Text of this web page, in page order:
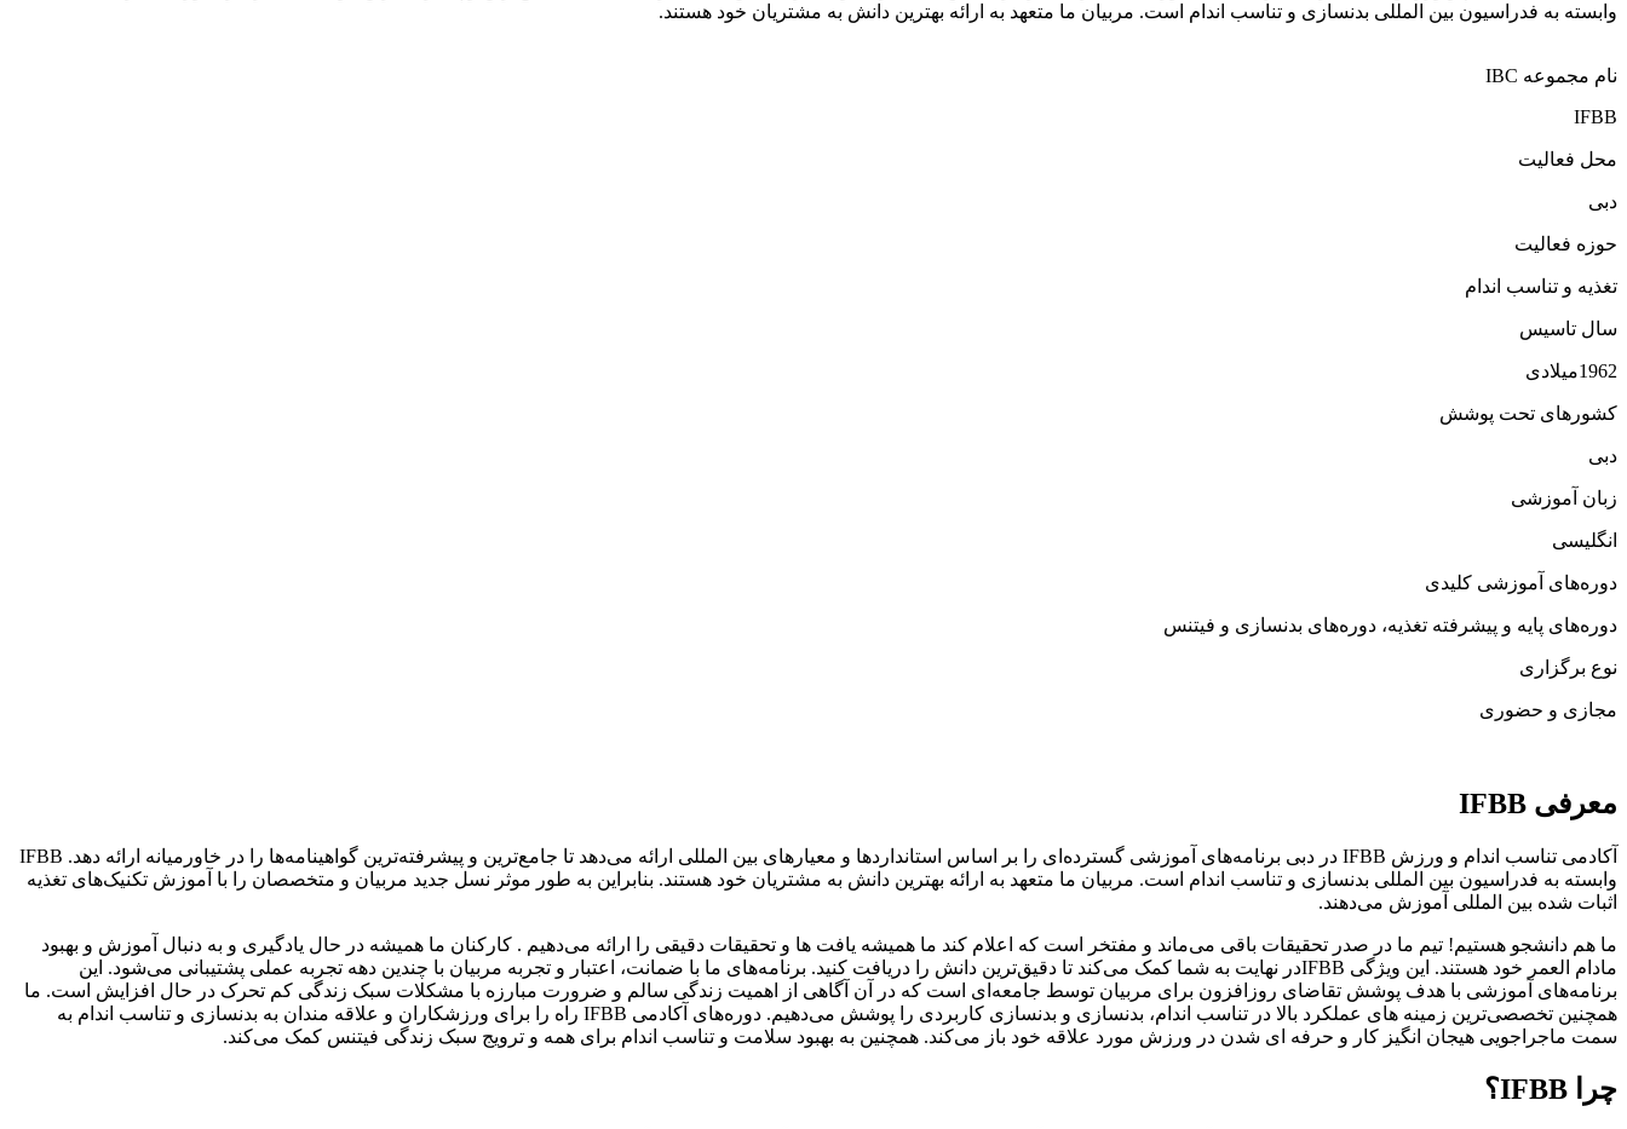
وابسته به فدراسیون بین المللی بدنسازی و تناسب اندام است. مربیان ما متعهد به ارائه بهترین دانش به مشتریان خود هستند.
نام مجموعه IBC
IFBB
محل فعالیت
دبی
حوزه فعالیت
تغذیه و تناسب اندام
سال تاسیس
1962میلادی
کشورهای تحت پوشش
دبی
زبان آموزشی
انگلیسی
دوره‌های آموزشی کلیدی
دوره‌های پایه و پیشرفته تغذیه، دوره‌های بدنسازی و فیتنس
نوع برگزاری
مجازی و حضوری
معرفی IFBB
آکادمی تناسب اندام و ورزش IFBB در دبی برنامه‌های آموزشی گسترده‌ای را بر اساس استانداردها و معیارهای بین المللی ارائه می‌دهد تا جامع‌ترین و پیشرفته‌ترین گواهینامه‌ها را در خاورمیانه ارائه دهد. IFBB
وابسته به فدراسیون بین المللی بدنسازی و تناسب اندام است. مربیان ما متعهد به ارائه بهترین دانش به مشتریان خود هستند. بنابراین به طور موثر نسل جدید مربیان و متخصصان را با آموزش تکنیک‌های تغذیه
اثبات شده بین المللی آموزش می‌دهند.
ما هم دانشجو هستیم! تیم ما در صدر تحقیقات باقی می‌ماند و مفتخر است که اعلام کند ما همیشه یافت‌ ها و تحقیقات دقیقی را ارائه می‌دهیم . کارکنان ما همیشه در حال یادگیری و به دنبال آموزش و بهبود
مادام العمر خود هستند. این ویژگی IFBBدر نهایت به شما کمک می‌کند تا دقیق‌ترین دانش را دریافت کنید. برنامه‌های ما با ضمانت، اعتبار و تجربه مربیان با چندین دهه تجربه عملی پشتیبانی می‌شود. این
برنامه‌های آموزشی با هدف پوشش تقاضای روزافزون برای مربیان توسط جامعه‌ای است که در آن آگاهی از اهمیت زندگی سالم و ضرورت مبارزه با مشکلات سبک زندگی کم تحرک در حال افزایش است. ما
همچنین تخصصی‌ترین زمینه های عملکرد بالا در تناسب اندام، بدنسازی و بدنسازی کاربردی را پوشش می‌دهیم. دوره‌های آکادمی IFBB راه را برای ورزشکاران و علاقه مندان به بدنسازی و تناسب اندام به
سمت ماجراجویی هیجان انگیز کار و حرفه ای شدن در ورزش مورد علاقه خود باز می‌کند. همچنین به بهبود سلامت و تناسب اندام برای همه و ترویج سبک زندگی فیتنس کمک می‌کند.
چرا ؟